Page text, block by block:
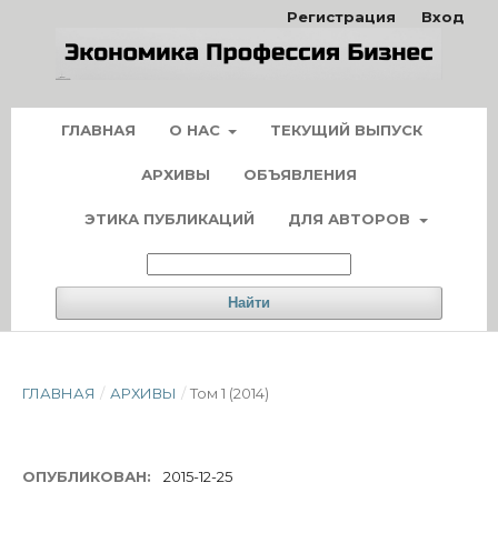
ГЛАВНАЯ О НАС ТЕКУЩИЙ ВЫПУСК
АРХИВЫ ОБЪЯВЛЕНИЯ
ЭТИКА ПУБЛИКАЦИЙ ДЛЯ АВТОРОВ
Найти
Регистрация Вход
ГЛАВНАЯ / АРХИВЫ / Том 1 (2014)
ОПУБЛИКОВАН: 2015-12-25